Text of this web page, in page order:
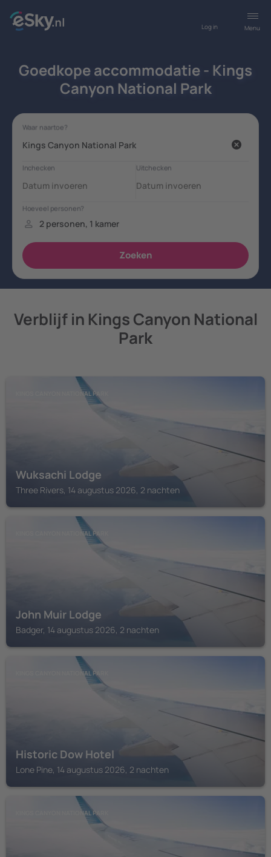
Menu
Log in
Goedkope accommodatie - Kings
Canyon National Park
Verblijf in Kings Canyon National
Park
KINGS CANYON NATIONAL PARK
Wuksachi Lodge
Three Rivers, 14 augustus 2026, 2 nachten
KINGS CANYON NATIONAL PARK
John Muir Lodge
Badger, 14 augustus 2026, 2 nachten
KINGS CANYON NATIONAL PARK
Historic Dow Hotel
Lone Pine, 14 augustus 2026, 2 nachten
KINGS CANYON NATIONAL PARK